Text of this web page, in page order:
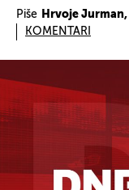
Piše Hrvoje Jurman,
KOMENTARI